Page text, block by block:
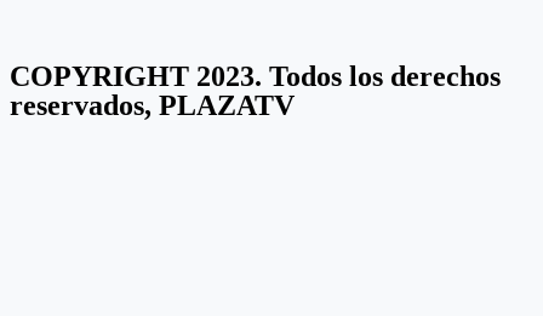
COPYRIGHT 2023. Todos los derechos
reservados, PLAZATV